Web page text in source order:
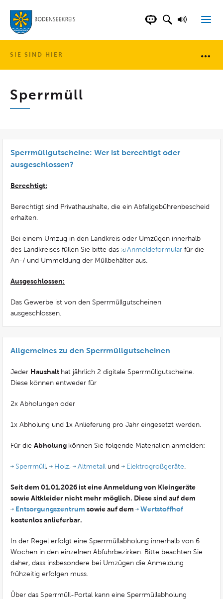
LANDKREISCHATBOT DER
SUCHFELD
SIE SIND HIER
Sperrmüll
Sperrmüllgutscheine: Wer ist berechtigt oder
ausgeschlossen?
Berechtigt:
Berechtigt sind Privathaushalte, die ein Abfallgebührenbescheid
erhalten.
Bei einem Umzug in den Landkreis oder Umzügen innerhalb
des Landkreises füllen Sie bitte das
Anmeldeformular für die
An-/ und Ummeldung der Müllbehälter aus.
Ausgeschlossen:
Das Gewerbe ist von den Sperrmüllgutscheinen
ausgeschlossen.
Allgemeines zu den Sperrmüllgutscheinen
Jeder Haushalt hat jährlich 2 digitale Sperrmüllgutscheine.
Diese können entweder für
2x Abholungen oder
1x Abholung und 1x Anlieferung pro Jahr eingesetzt werden.
Für die Abholung können Sie folgende Materialien anmelden:
Sperrmüll, Holz, Altmetall und Elektrogroßgeräte.
Seit dem 01.01.2026 ist eine Anmeldung von Kleingeräte
sowie Altkleider nicht mehr möglich. Diese sind auf dem
Entsorgungszentrum sowie auf dem
Wertstoffhof
kostenlos anlieferbar.
In der Regel erfolgt eine Sperrmüllabholung innerhalb von 6
Wochen in den einzelnen Abfuhrbezirken. Bitte beachten Sie
daher, dass insbesondere bei Umzügen die Anmeldung
frühzeitig erfolgen muss.
Über das Sperrmüll-Portal kann eine Sperrmüllabholung